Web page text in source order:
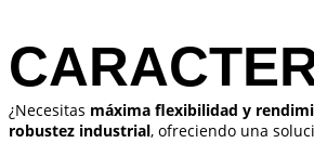
¿Necesitas máxima flexibilidad y
robustez industrial, ofreciendo una